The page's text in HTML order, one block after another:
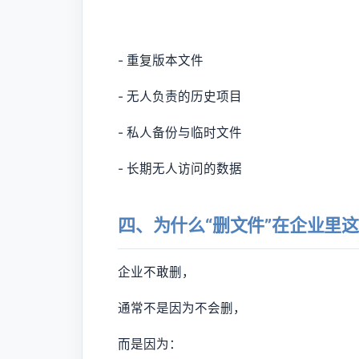
- 重复版本文件
- 无人负责的历史项目
- 私人备份与临时文件
- 长期无人访问的数据
四、为什么“删文件”在企业里
企业不敢删，
通常不是因为不会删，
而是因为：